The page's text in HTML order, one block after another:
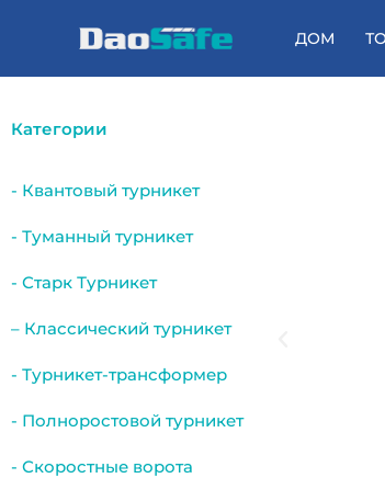
ДОМ
Категории
- Квантовый турникет
- Туманный турникет
- Старк Турникет
– Классический турникет
- Турникет-трансформер
- Полноростовой турникет
- Скоростные ворота